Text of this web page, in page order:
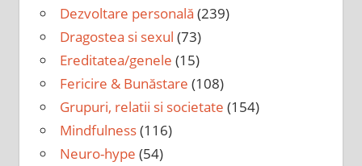
Dezvoltare personală (239)
Dragostea si sexul (73)
Ereditatea/genele (15)
Fericire & Bunăstare (108)
Grupuri, relatii si societate (154)
Mindfulness(116)
Neuro-hype (54)